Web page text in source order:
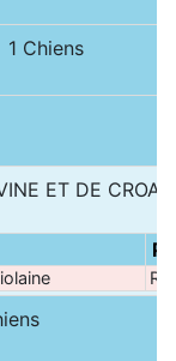
Chiens
ET DE